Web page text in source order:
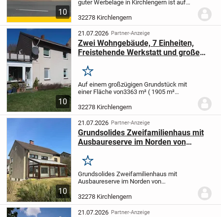
10
guter Werbelage in Kirchlengern ist auf
1.663 m² errichtet worden. Die Immobilie
verfügt über einen kleinen Gewerbeteil
mit Büro,...
32278 Kirchlengern
10
21.07.2026 Partner-Anzeige
Zwei Wohngebäude, 7 Einheiten,
Freistehende Werkstatt und große
mit Perspektive
Merken
Auf einem großzügigen Grundstück mit
einer Fläche von3363 m² ( 1905 m²
Wohnbaufläche )befinden sich zwei
Mehrfamilienhäuser. Das Paket besteht
aus einem Vorderhaus...
32278 Kirchlengern
10
21.07.2026 Partner-Anzeige
Grundsolides Zweifamilienhaus mit
Ausbaureserve im Norden von
Merken
Grundsolides Zweifamilienhaus mit
Ausbaureserve im Norden von
Großes Wohn-/Esszimmer mit Kaminofen
und Zugang zum Wintergarten und der
Terrasse mit idealer...
32278 Kirchlengern
21.07.2026 Partner-Anzeige